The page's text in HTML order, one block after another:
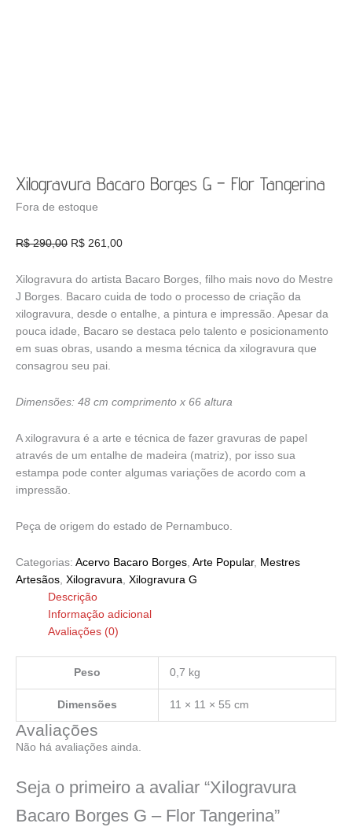
Xilogravura Bacaro Borges G – Flor Tangerina
R$290,00 O
original
era:
R$ 290,00.
R$ 261,00O
atual
é:
R$ 261,00.
Xilogravura do artista Bacaro Borges, filho mais novo do Mestre
J Borges. Bacaro cuida de todo o processo de criação da
xilogravura, desde o entalhe, a pintura e impressão. Apesar da
pouca idade, Bacaro se destaca pelo talento e posicionamento
em suas obras, usando a mesma técnica da xilogravura que
consagrou seu pai.
Dimensões: 48 cm comprimento x 66 altura
A xilogravura é a arte e técnica de fazer gravuras de papel
através de um entalhe de madeira (matriz), por isso sua
estampa pode conter algumas variações de acordo com a
impressão.
Peça de origem do estado de Pernambuco.
Fora de estoque
Categorias: Acervo Bacaro Borges Arte Popular, Mestres
Artesãos Xilogravura Xilogravura G
Descrição
Informação adicional
Avaliações (0)
Peso 0,7 kg
Dimensões 11 × 11 × 55 cm
Avaliações
Não há avaliações ainda.
Seja o primeiro a avaliar “Xilogravura
Bacaro Borges G – Flor Tangerina”